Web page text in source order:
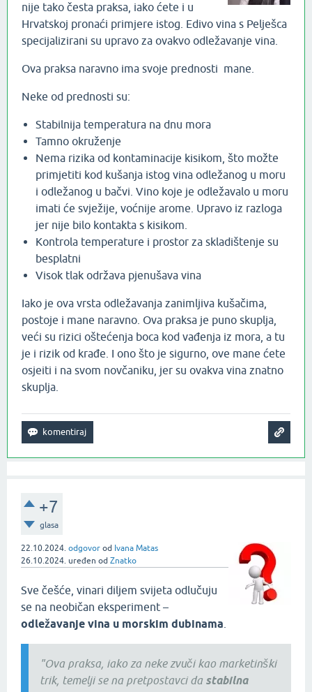
nije tako česta praksa, iako ćete i u
Hrvatskoj pronaći primjere istog. Edivo vina s Pelješca
specijalizirani su upravo za ovakvo odležavanje vina.
Ova praksa naravno ima svoje prednosti mane.
Neke od prednosti su:
Stabilnija temperatura na dnu mora
Tamno okruženje
Nema rizika od kontaminacije kisikom, što možte
primjetiti kod kušanja istog vina odležanog u moru
i odležanog u bačvi. Vino koje je odležavalo u moru
imati će svježije, voćnije arome. Upravo iz razloga
jer nije bilo kontakta s kisikom.
Kontrola temperature i prostor za skladištenje su
besplatni
Visok tlak održava pjenušava vina
Iako je ova vrsta odležavanja zanimljiva kušačima,
postoje i mane naravno. Ova praksa je puno skuplja,
veći su rizici oštećenja boca kod vađenja iz mora, a tu
je i rizik od krađe. I ono što je sigurno, ove mane ćete
osjeiti i na svom novčaniku, jer su ovakva vina znatno
skuplja.
+7
glasa
22.10.2024. odgovor od Ivana Matas
26.10.2024. uređen od Znatko
Sve češće, vinari diljem svijeta odlučuju
se na neobičan eksperiment –
odležavanje vina u morskim dubinama
"Ova praksa, iako za neke zvuči kao marketinški
trik, temelji se na pretpostavci da stabilna